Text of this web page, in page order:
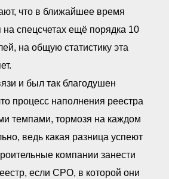
что в ближайшее время
на спецсчетах ещё порядка 10
на общую статистику эта
и был так благодушен
процесс наполнения реестра
темпами, тормозя на каждом
ведь какая разница успеют
компании занести
если СРО, в которой они